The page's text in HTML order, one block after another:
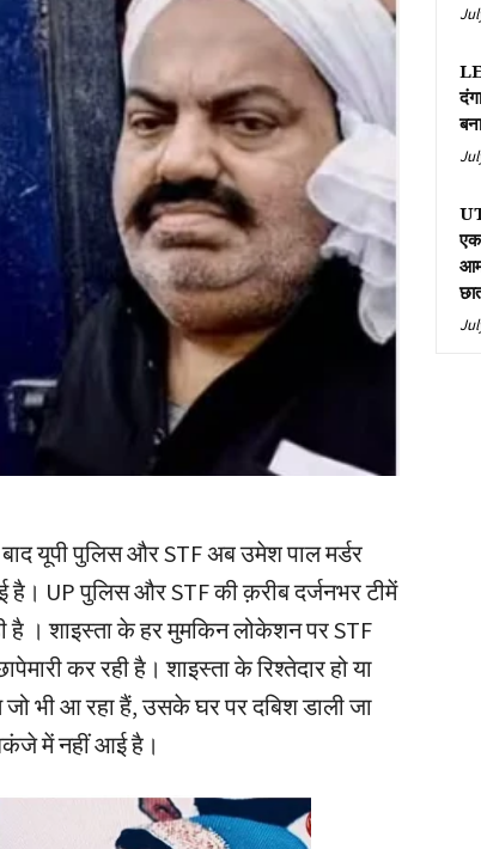
यूपी पुलिस और STF अब उमेश पाल मर्डर
UP पुलिस और STF की क़रीब दर्जनभर टीमें
है । शाइस्ता के हर मुमकिन लोकेशन पर STF
कर रही है। शाइस्ता के रिश्तेदार हो या
भी आ रहा हैं, उसके घर पर दबिश डाली जा
में नहीं आई है।